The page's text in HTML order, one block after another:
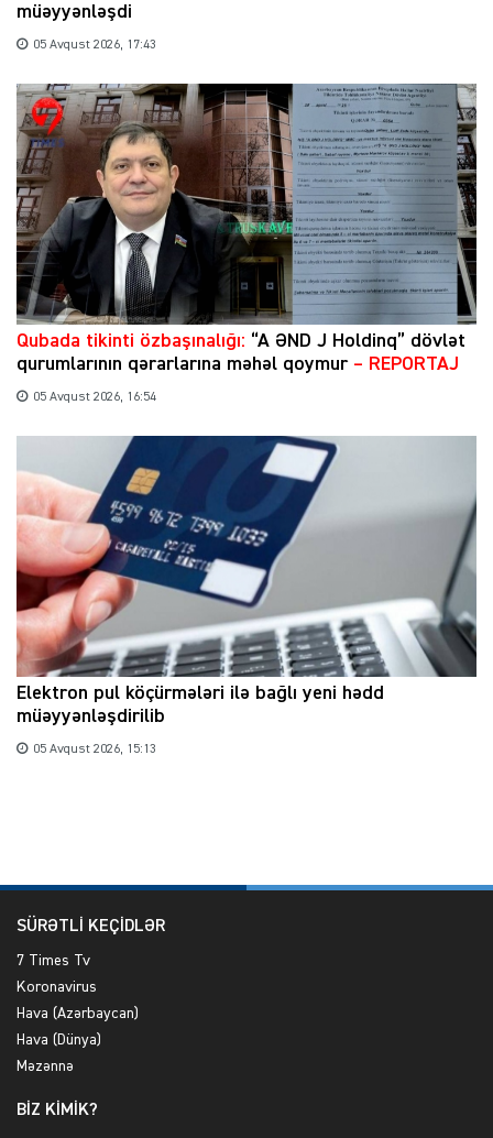
müəyyənləşdi
05 Avqust 2026, 17:43
Qubada tikinti özbaşınalığı: “A ƏND J Holdinq” dövlət
qurumlarının qərarlarına məhəl qoymur – REPORTAJ
05 Avqust 2026, 16:54
Elektron pul köçürmələri ilə bağlı yeni hədd
müəyyənləşdirilib
05 Avqust 2026, 15:13
SÜRƏTLİ KEÇİDLƏR
7 Times Tv
Koronavirus
Hava (Azərbaycan)
Hava (Dünya)
Məzənnə
BİZ KİMİK?